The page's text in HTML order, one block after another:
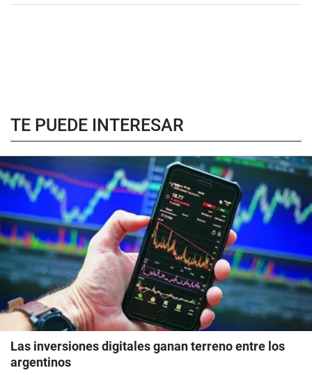
TE PUEDE INTERESAR
Las inversiones digitales ganan terreno entre los
argentinos